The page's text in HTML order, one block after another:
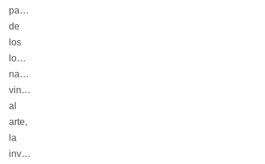
patrimonial
de
los
logros
nacionales
vinculados
al
arte,
la
investigación